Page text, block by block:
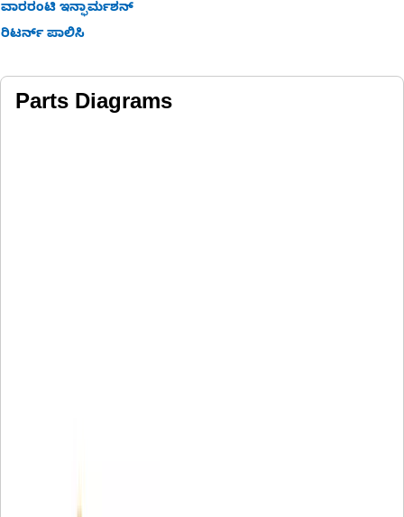
ವಾರರಂಟಿ ಇನ್ಫಾರ್ಮಶನ್
ರಿಟರ್ನ್ ಪಾಲಿಸಿ
Parts Diagrams